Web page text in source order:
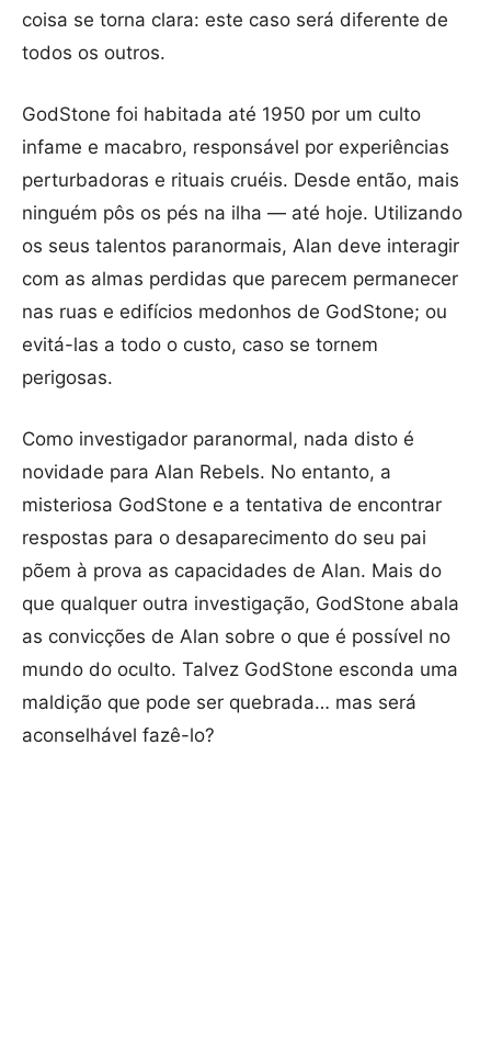
coisa se torna clara: este caso será diferente de
todos os outros.
GodStone foi habitada até 1950 por um culto
infame e macabro, responsável por experiências
perturbadoras e rituais cruéis. Desde então, mais
ninguém pôs os pés na ilha — até hoje. Utilizando
os seus talentos paranormais, Alan deve interagir
com as almas perdidas que parecem permanecer
nas ruas e edifícios medonhos de GodStone; ou
evitá-las a todo o custo, caso se tornem
perigosas.
Como investigador paranormal, nada disto é
novidade para Alan Rebels. No entanto, a
misteriosa GodStone e a tentativa de encontrar
respostas para o desaparecimento do seu pai
põem à prova as capacidades de Alan. Mais do
que qualquer outra investigação, GodStone abala
as convicções de Alan sobre o que é possível no
mundo do oculto. Talvez GodStone esconda uma
maldição que pode ser quebrada… mas será
aconselhável fazê-lo?